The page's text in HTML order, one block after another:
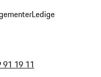
Ledige
91 19 11